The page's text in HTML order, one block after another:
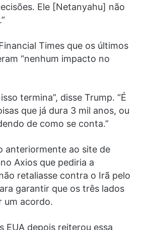
Ele [Netanyahu] não
Times que os últimos
“nenhum impacto no
termina”, disse Trump. “É
que já dura 3 mil anos, ou
de como se conta.”
anteriormente ao site de
Axios que pediria a
retaliasse contra o Irã pelo
garantir que os três lados
um acordo.
EUA depois reiterou essa